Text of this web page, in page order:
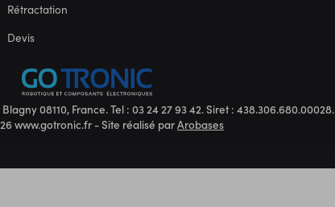
Rétractation
Devis
08110, France. Tel : 03 24 27 93 42. Siret : 438.306.680.00028.
www.gotronic.fr - Site réalisé parArobases